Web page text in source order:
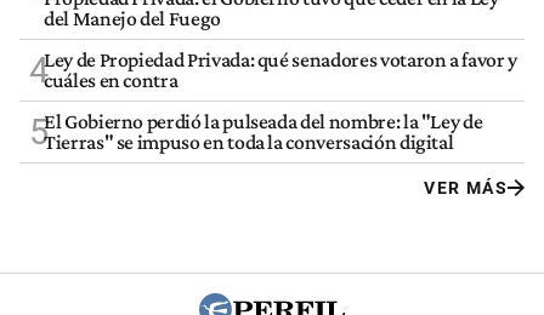
del Manejo del Fuego
4Ley de Propiedad Privada: qué senadores votaron a favor y
cuáles en contra
5El Gobierno perdió la pulseada del nombre: la "Ley de
Tierras" se impuso en toda la conversación digital
VER MÁS